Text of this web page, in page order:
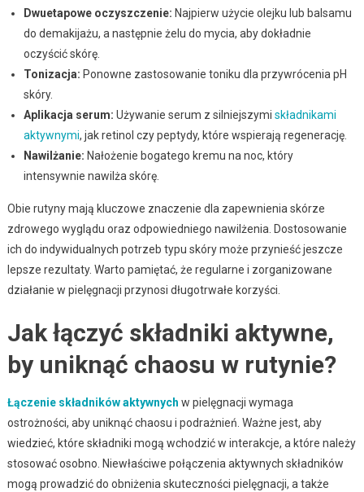
Dwuetapowe oczyszczenie: Najpierw użycie olejku lub balsamu
do demakijażu, a następnie żelu do mycia, aby dokładnie
oczyścić skórę.
Tonizacja: Ponowne zastosowanie toniku dla przywrócenia pH
skóry.
Aplikacja serum: Używanie serum z silniejszymi składnikami
aktywnymi, jak retinol czy peptydy, które wspierają regenerację.
Nawilżanie: Nałożenie bogatego kremu na noc, który
intensywnie nawilża skórę.
Obie rutyny mają kluczowe znaczenie dla zapewnienia skórze
zdrowego wyglądu oraz odpowiedniego nawilżenia. Dostosowanie
ich do indywidualnych potrzeb typu skóry może przynieść jeszcze
lepsze rezultaty. Warto pamiętać, że regularne i zorganizowane
działanie w pielęgnacji przynosi długotrwałe korzyści.
Jak łączyć składniki aktywne,
by uniknąć chaosu w rutynie?
Łączenie składników aktywnych w pielęgnacji wymaga
ostrożności, aby uniknąć chaosu i podrażnień. Ważne jest, aby
wiedzieć, które składniki mogą wchodzić w interakcje, a które należy
stosować osobno. Niewłaściwe połączenia aktywnych składników
mogą prowadzić do obniżenia skuteczności pielęgnacji, a także